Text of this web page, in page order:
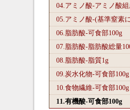
04.アミノ酸-アミノ酸
05.アミノ酸-(基準窒素
06.脂肪酸-可食部100g
07.脂肪酸-脂肪酸総量
08.脂肪酸-脂質1g
09.炭水化物-可食部100g
10.食物繊維-可食部100g
11.有機酸-可食部100g